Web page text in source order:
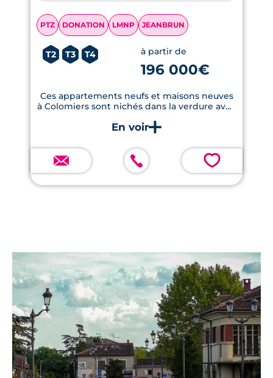
PTZ DONATION LMNP JEANBRUN
T2 T3 T4 à partir de
196 000€
Ces appartements neufs et maisons neuves
à Colomiers sont nichés dans la verdure avec
💗